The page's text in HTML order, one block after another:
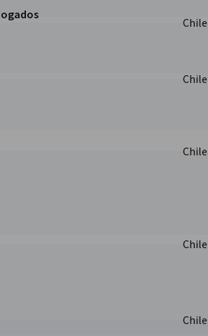
Chile
Chile
Chile
Chile
Chile